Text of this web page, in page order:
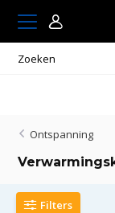
Ontspanning
Filters